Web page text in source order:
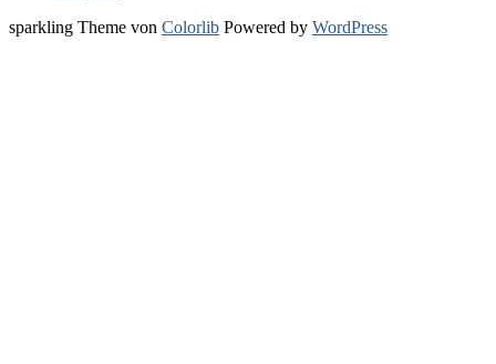
sparkling Theme von Colorlib Powered by WordPress